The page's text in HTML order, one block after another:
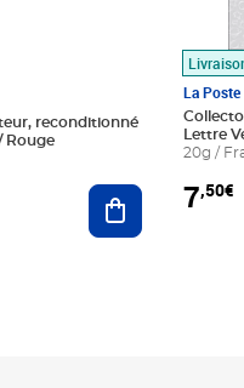
reconditionné
Rouge
Ajouter au
La Poste
Lettre
20g /
7,50€